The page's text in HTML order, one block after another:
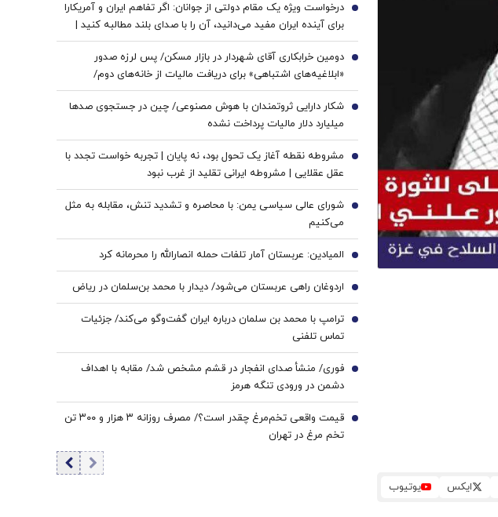
ایکس یوتیوب
درخواست ویژه یک مقام دولتی از جوانان: اگر تفاهم ایران و آمریکارا
برای آینده ایران مفید می‌دانید، آن را با صدای بلند مطالبه کنید |
کنشکر و ‌ذی‌نفع باشید، منفعل نمانید
1
دومین خرابکاری آقای شهردار در بازار مسکن/ پس لرزه صدور
«ابلاغیه‌های اشتباهی» برای دریافت مالیات از خانه‌‌های دوم/
ممدانی زیر تیغ رفت
2
شکار دارایی ثروتمندان با هوش مصنوعی/ چین در جستجوی صدها
میلیارد دلار مالیات پرداخت نشده
3
مشروطه نقطه آغاز یک تحول بود، نه پایان | تجربه خواست تجدد با
عقل عقلایی | مشروطه ایرانی تقلید از غرب نبود
4
شورای عالی سیاسی یمن: با محاصره و تشدید تنش، مقابله به مثل
می‌کنیم
5
المیادین: عربستان آمار تلفات حمله انصارالله را محرمانه کرد 6
اردوغان راهی عربستان می‌شود/ دیدار با محمد بن‌سلمان در ریاض 7
ترامپ با محمد بن سلمان درباره ایران گفت‌وگو می‌کند/ جزئیات
تماس تلفنی
8
فوری/ منشأ صدای انفجار در قشم مشخص شد/ مقابه با اهداف
دشمن در ورودی تنگه هرمز
9
قیمت واقعی تخم‌مرغ چقدر است؟/ مصرف روزانه ۳ هزار و ۳۰۰ تن
تخم مرغ در تهران
10